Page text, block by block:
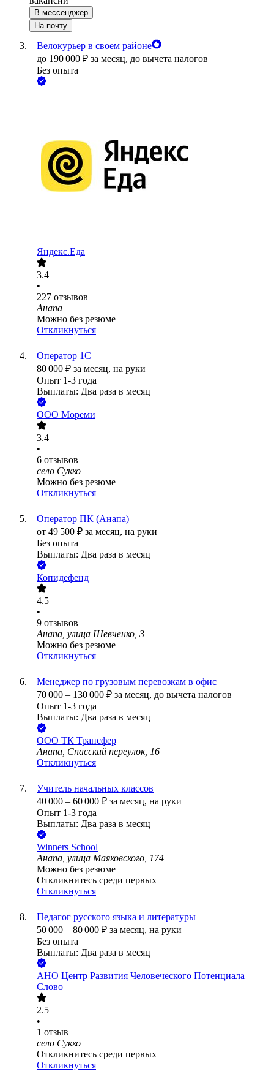
В мессенджер
На почту
Велокурьер в своем районе
до 190 000 ₽ за месяц, до вычета налогов
Без опыта
Яндекс.Еда
3.4
•
227 отзывов
Анапа
Можно без резюме
Откликнуться
Оператор 1С
80 000 ₽ за месяц, на руки
Опыт 1-3 года
Выплаты: Два раза в месяц
ООО Мореми
3.4
•
6 отзывов
село Сукко
Можно без резюме
Откликнуться
Оператор ПК (Анапа)
от 49 500 ₽ за месяц, на руки
Без опыта
Выплаты: Два раза в месяц
Копидефенд
4.5
•
9 отзывов
Анапа, улица Шевченко, 3
Можно без резюме
Откликнуться
Менеджер по грузовым перевозкам в офис
70 000 – 130 000 ₽ за месяц, до вычета налогов
Опыт 1-3 года
Выплаты: Два раза в месяц
ООО ТК Трансфер
Анапа, Спасский переулок, 16
Откликнуться
Учитель начальных классов
40 000 – 60 000 ₽ за месяц, на руки
Опыт 1-3 года
Выплаты: Два раза в месяц
Winners School
Анапа, улица Маяковского, 174
Можно без резюме
Откликнитесь среди первых
Откликнуться
Педагог русского языка и литературы
50 000 – 80 000 ₽ за месяц, на руки
Без опыта
Выплаты: Два раза в месяц
АНО Центр Развития Человеческого Потенциала
Слово
2.5
•
1 отзыв
село Сукко
Откликнитесь среди первых
Откликнуться